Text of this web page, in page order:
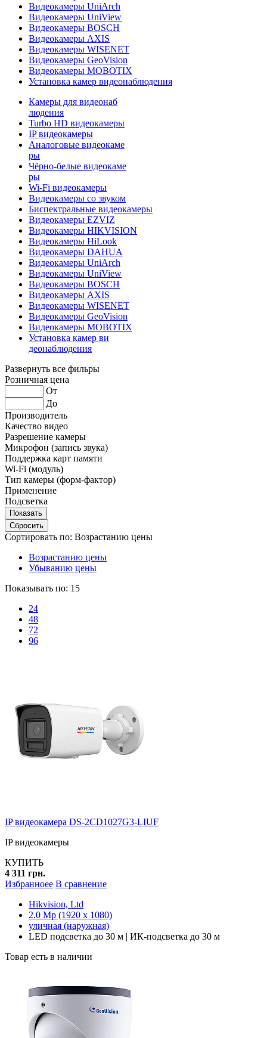
Видеокамеры UniArch
Видеокамеры UniView
Видеокамеры BOSCH
Видеокамеры AXIS
Видеокамеры WISENET
Видеокамеры GeoVision
Видеокамеры MOBOTIX
Установка камер видеонаблюдения
Камеры для видеонаб
людения
Turbo HD видеокамеры
IP видеокамеры
Аналоговые видеокаме
ры
Чёрно-белые видеокаме
ры
Wi-Fi видеокамеры
Видеокамеры со звуком
Биспектральные видеокамеры
Видеокамеры EZVIZ
Видеокамеры HIKVISION
Видеокамеры HiLook
Видеокамеры DAHUA
Видеокамеры UniArch
Видеокамеры UniView
Видеокамеры BOSCH
Видеокамеры AXIS
Видеокамеры WISENET
Видеокамеры GeoVision
Видеокамеры MOBOTIX
Установка камер ви
деонаблюдения
Развернуть все фильры
Розничная цена
От
До
Производитель
Качество видео
Разрешение камеры
Микрофон (запись звука)
Поддержка карт памяти
Wi-Fi (модуль)
Тип камеры (форм-фактор)
Применение
Подсветка
Сортировать по: Возрастанию цены
Возрастанию цены
Убыванию цены
Показывать по: 15
24
48
72
96
IP видеокамера DS-2CD1027G3-LIUF
IP видеокамеры
КУПИТЬ
4 311 грн.
Избранноее В сравнение
Hikvision, Ltd
2.0 Mp (1920 x 1080)
уличная (наружная)
LED подсветка до 30 м | ИК-подсветка до 30 м
Товар есть в наличии